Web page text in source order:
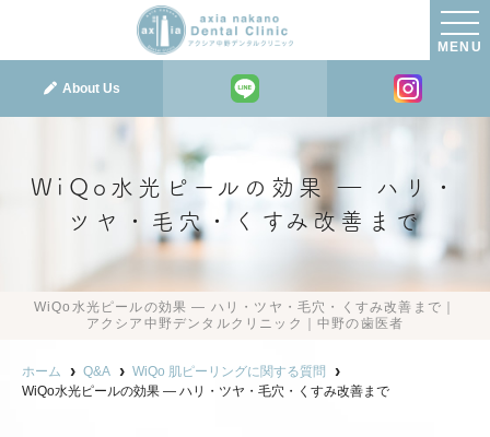
MENU
WiQo水光ピールの効果 ― ハリ・
ツヤ・毛穴・くすみ改善まで
WiQo水光ピールの効果 ― ハリ・ツヤ・毛穴・くすみ改善まで｜
アクシア中野デンタルクリニック｜中野の歯医者
About Us
ホーム Q&A
WiQo 肌ピーリングに関する質問
WiQo水光ピールの効果 ― ハリ・ツヤ・毛穴・くすみ改善まで